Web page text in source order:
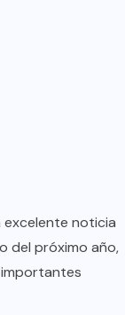
excelente noticia
del próximo año,
importantes